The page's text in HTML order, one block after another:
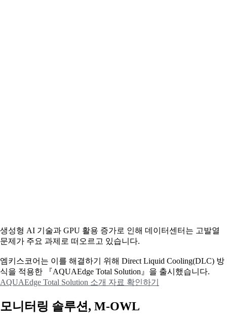
생성형 AI 기술과 GPU 활용 증가로 인해 데이터센터는 고발열
문제가 주요 과제로 떠오르고 있습니다.
엠키스코어는 이를 해결하기 위해 Direct Liquid Cooling(DLC) 방
식을 적용한 『AQUAEdge Total Solution』을 출시했습니다.
AQUAEdge Total Solution 소개 자료 확인하기
모니터링 솔루션, M-OWL